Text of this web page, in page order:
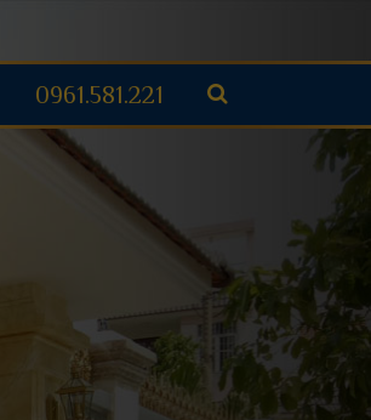
0961.581.221